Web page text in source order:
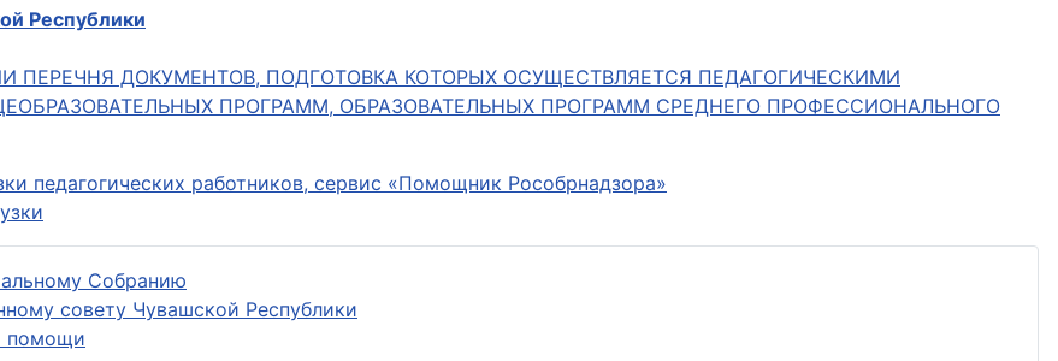
Республики
ПЕРЕЧНЯ ДОКУМЕНТОВ, ПОДГОТОВКА КОТОРЫХ ОСУЩЕСТВЛЯЕТСЯ ПЕДАГОГИЧЕСКИМИ
ПРОГРАММ, ОБРАЗОВАТЕЛЬНЫХ ПРОГРАММ СРЕДНЕГО ПРОФЕССИОНАЛЬНОГО
педагогических работников, сервис «Помощник Рособрнадзора»
Собранию
совету Чувашской Республики
помощи